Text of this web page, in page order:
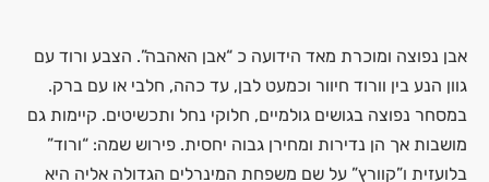
אבן נפוצה ומוכרת מאד הידועה כ “אבן האהבה”. הצבע ורוד עם
גוון הנע בין וורוד חיוור וכמעט לבן, עד כהה, חלבי או עם ברק.
במסחר נפוצה בגושים גולמיים, חלוקי נחל ותכשיטים. קיימות גם
מושבות אך הן נדירות ומחירן גבוה יחסית. פירוש שמה: “ורוד”
בלועזית ו”קוורץ” על שם משפחת המינרלים הגדולה אליה היא